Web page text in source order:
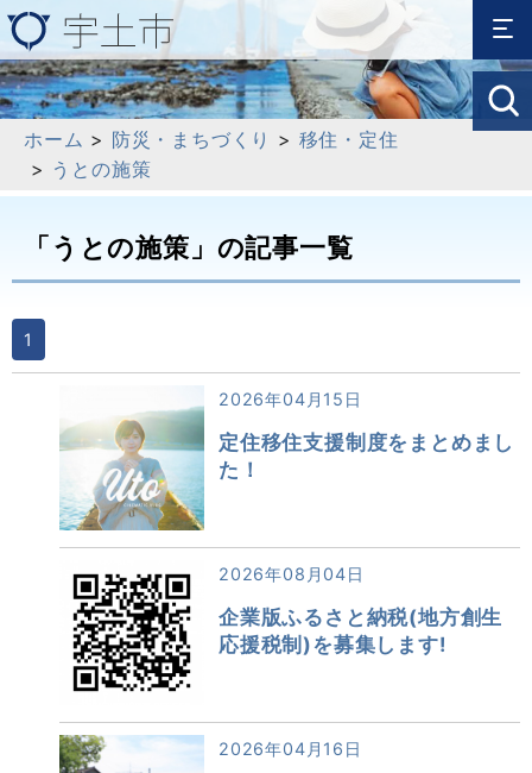
ホーム > 防災・まちづくり > 移住・定住
> うとの施策
「うとの施策」の記事一覧
1
2026年04月15日
定住移住支援制度をまとめまし
た！
2026年08月04日
企業版ふるさと納税(地方創生
応援税制)を募集します!
2026年04月16日